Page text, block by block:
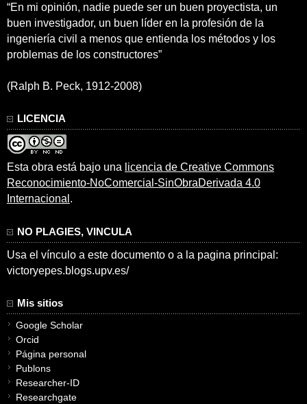
“En mi opinión, nadie puede ser un buen proyectista, un
buen investigador, un buen líder en la profesión de la
ingeniería civil a menos que entienda los métodos y los
problemas de los constructores”
(Ralph B. Peck, 1912-2008)
LICENCIA
Esta obra está bajo una licencia de Creative Commons
Reconocimiento-NoComercial-SinObraDerivada 4.0
Internacional .
NO PLAGIES, VINCULA
Usa el vínculo a este documento o a la pagina principal:
victoryepes.blogs.upv.es/
Mis sitios
Google Scholar
Orcid
Página personal
Publons
Researcher-ID
Researchgate